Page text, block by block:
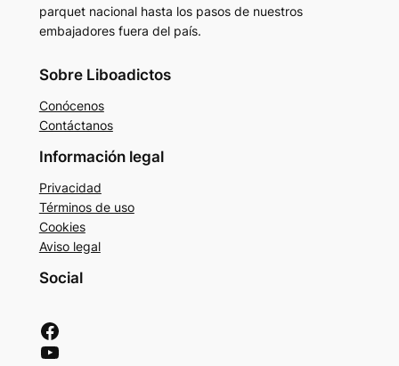
parquet nacional hasta los pasos de nuestros
embajadores fuera del país.
Sobre Liboadictos
Conócenos
Contáctanos
Información legal
Privacidad
Términos de uso
Cookies
Aviso legal
Social
Facebook
YouTube